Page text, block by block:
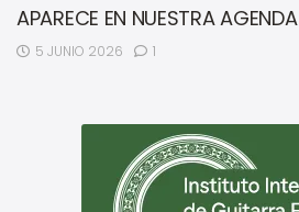
APARECE EN NUESTRA AGENDA
5 JUNIO 2026 1